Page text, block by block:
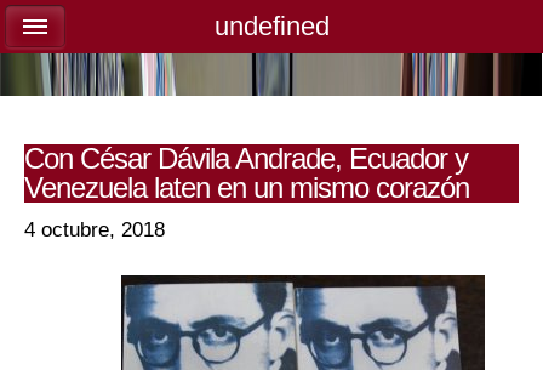
Con César Dávila Andrade, Ecuador y
Venezuela laten en un mismo corazón
4 octubre, 2018
undefined
undefined